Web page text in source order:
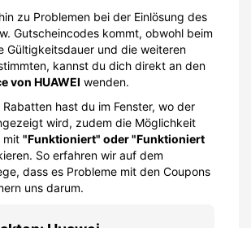
zu Problemen bei der Einlösung des
Gutscheincodes kommt, obwohl beim
Gültigkeitsdauer und die weiteren
kannst du dich direkt an den
von HUAWEI wenden.
Rabatten hast du im Fenster, wo der
wird, zudem die Möglichkeit
mit "Funktioniert" oder "Funktioniert
So erfahren wir auf dem
dass es Probleme mit den Coupons
uns darum.